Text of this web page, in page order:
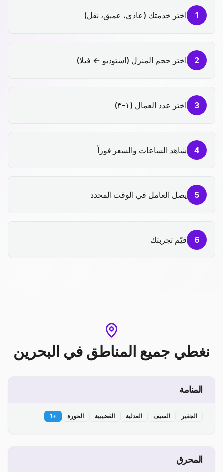
1 اختر خدمتك (عادي، عميق، نقل)
2 اختر حجم المنزل (استوديو ← فيلا)
3 اختر عدد العمال (١-٣)
4 شاهد الساعات والسعر فوراً
5 يصل العامل في الوقت المحدد
6 قيّم تجربتك
نغطي جميع المناطق في البحرين
المنامة
الجفير السيف العدلية القضيبية الحورة +
1
المحرق